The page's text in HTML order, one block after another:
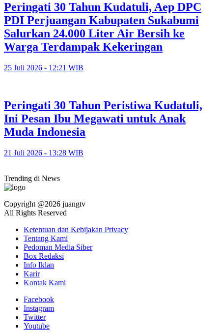
Peringati 30 Tahun Kudatuli, Aep DPC
PDI Perjuangan Kabupaten Sukabumi
Salurkan 24.000 Liter Air Bersih ke
Warga Terdampak Kekeringan
25 Juli 2026 - 12:21 WIB
Peringati 30 Tahun Peristiwa Kudatuli,
Ini Pesan Ibu Megawati untuk Anak
Muda Indonesia
21 Juli 2026 - 13:28 WIB
Trending di News
Copyright @2026 juangtv
All Rights Reserved
Ketentuan dan Kebijakan Privacy
Tentang Kami
Pedoman Media Siber
Box Redaksi
Info Iklan
Karir
Kontak Kami
Facebook
Instagram
Twitter
Youtube